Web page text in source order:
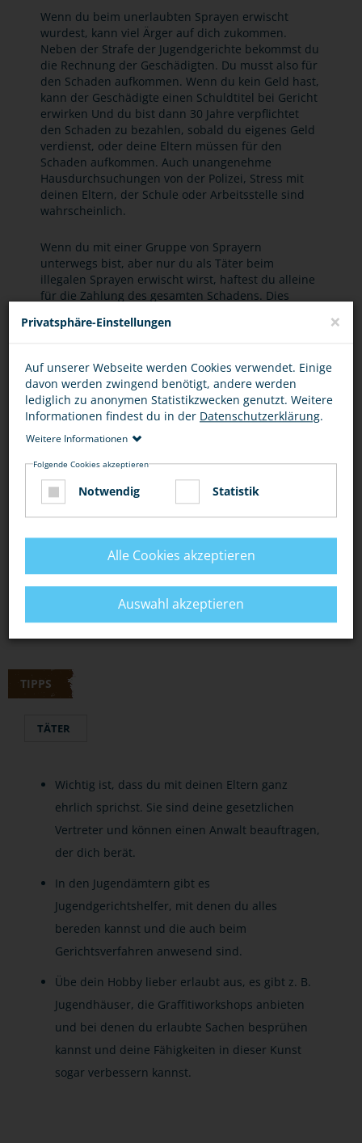
Wenn du beim unerlaubten Sprayen erwischt
wurdest, kann viel Ärger auf dich zukommen.
Neben der Strafe der Jugendgerichte bekommst du
die Rechnung der Geschädigten. Du musst also für
den Schaden aufkommen. Wenn du kein Geld hast,
kann der Geschädigte einen Schuldtitel bei Gericht
erwirken Und du bist dann 30 Jahre verpflichtet
den Schaden zu bezahlen, sobald du eigenes Geld
verdienst, oder deine Eltern müssen für den
Schaden aufkommen. Auch unangenehme
Hausdurchsuchungen von der Polizei, Stress mit
deinen Eltern, der Schule oder Arbeitsstelle sind
wahrscheinlich.
Wenn du mit einer Gruppe von Sprayern
unterwegs bist, aber nur du als Täter beim
illegalen Sprayen erwischt wirst, haftest du alleine
für die Zahlung des gesamten Schadens. Dies
Es ist auch nicht ratsam, bei einer illegalen
zu stehen, denn auch das ist strafbar.
BEWERTUNG
DIESEN ARTIKEL ...
TIPPS
TÄTER
Wichtig ist, dass du mit deinen Eltern ganz
ehrlich sprichst. Sie sind deine gesetzlichen
Vertreter und können einen Anwalt beauftragen,
der dich berät.
In den Jugendämtern gibt es
Jugendgerichtshelfer, mit denen du alles
bereden kannst und die auch beim
Gerichtsverfahren anwesend sind.
Übe dein Hobby lieber erlaubt aus, es gibt z. B.
Jugendhäuser, die Graffitiworkshops anbieten
und bei denen du erlaubte Sachen besprühen
kannst und deine Fähigkeiten in dieser Kunst
sogar verbessern kannst.
Privatsphäre-Einstellungen ×
Auf unserer Webseite werden Cookies verwendet. Einige
davon werden zwingend benötigt, andere werden
lediglich zu anonymen Statistikzwecken genutzt. Weitere
Informationen findest du in der Datenschutzerklärung.
Weitere Informationen
Folgende Cookies akzeptieren
Notwendig Statistik
Alle Cookies akzeptieren
Auswahl akzeptieren